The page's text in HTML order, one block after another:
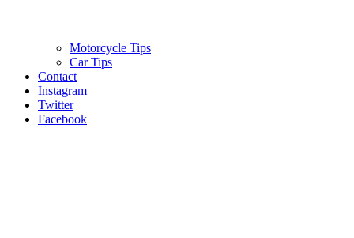
Motorcycle Tips
Car Tips
Contact
Instagram
Twitter
Facebook